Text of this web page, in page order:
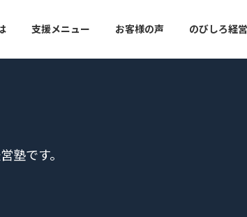
支援メニュー お客様の声 のびしろ経
塾です。